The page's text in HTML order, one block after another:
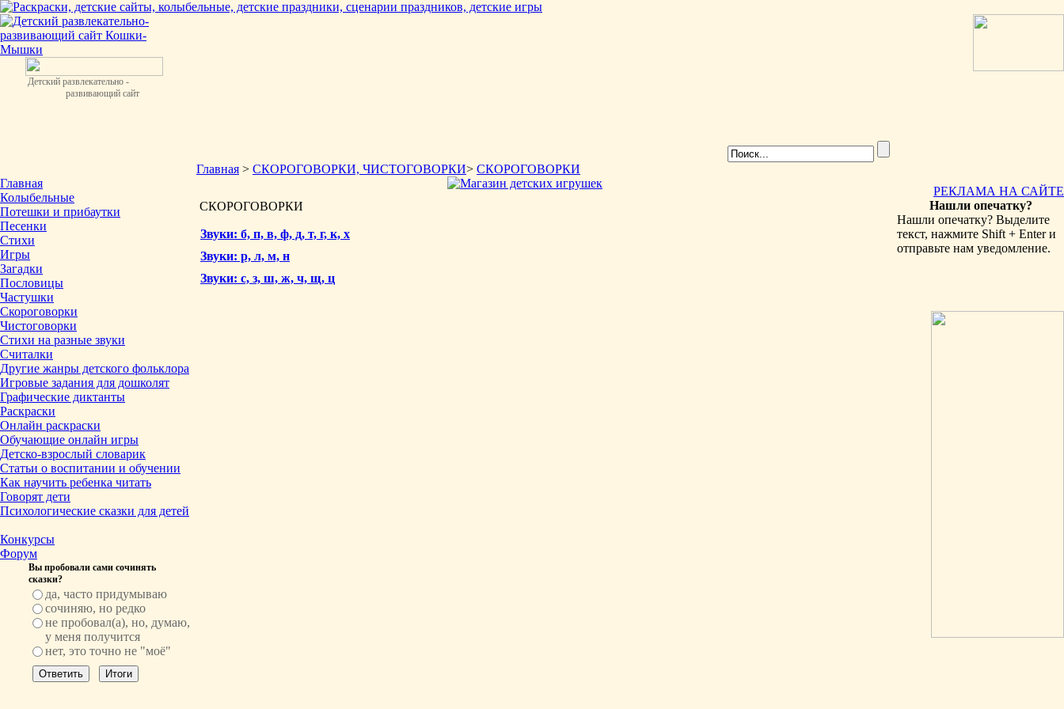
Детский развлекательно -
развивающий сайт
Главная
Колыбельные
Потешки и прибаутки
Песенки
Стихи
Игры
Загадки
Пословицы
Частушки
Скороговорки
Чистоговорки
Стихи на разные звуки
Считалки
Другие жанры детского фольклора
Игровые задания для дошколят
Графические диктанты
Раскраски
Онлайн раскраски
Обучающие онлайн игры
Детско-взрослый словарик
Статьи о воспитании и обучении
Как научить ребенка читать
Говорят дети
Психологические сказки для детей
Конкурсы
Форум
Вы пробовали сами сочинять
сказки?
да, часто придумываю
сочиняю, но редко
не пробовал(а), но, думаю,
у меня получится
нет, это точно не "моё"
Главная > СКОРОГОВОРКИ, ЧИСТОГОВОРКИ> СКОРОГОВОРКИ
СКОРОГОВОРКИ
Звуки: б, п, в, ф, д, т, г, к, х
Звуки: р, л, м, н
Звуки: с, з, ш, ж, ч, щ, ц
РЕКЛАМА НА САЙТЕ
Нашли опечатку?
Нашли опечатку? Выделите
текст, нажмите Shift + Enter и
отправьте нам уведомление.